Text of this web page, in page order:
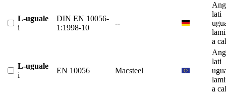
L-uguale
i
DIN EN 10056-
1:1998-10
--
lati
a
L-uguale
i
EN 10056 Macsteel
lati
a